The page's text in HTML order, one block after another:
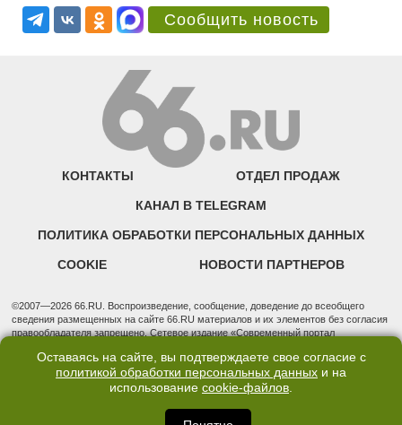
Сообщить новость
КОНТАКТЫ ОТДЕЛ ПРОДАЖ
КАНАЛ В TELEGRAM
ПОЛИТИКА ОБРАБОТКИ ПЕРСОНАЛЬНЫХ ДАННЫХ
COOKIE НОВОСТИ ПАРТНЕРОВ
©2007—2026 66.RU. Воспроизведение, сообщение, доведение до всеобщего
сведения размещенных на сайте 66.RU материалов и их элементов без согласия
правообладателя запрещено. Сетевое издание «Современный портал
надзору в сфере связи, информационных технологий и массовых коммуникаций
(Роскомнадзор). Регистрационный номер ЭЛ № ФС 77 - 76634 от 02.09.2019
Учредитель: Общество с ограниченной ответственностью "66.ру". Юридический
3, оф. 7015 Фактический адрес редакции и отдела продаж: 620014, Свердловская
Оставаясь на сайте, вы подтверждаете свое согласие с
политикой обработки персональных данных и на
использование cookie-файлов.